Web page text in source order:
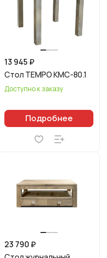
13 945 ₽
Стол TEMPO КМС-80.1
Доступно к заказу
Подробнее
23 790 ₽